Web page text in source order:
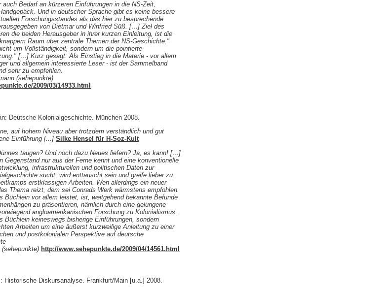
auch Bedarf an kürzeren Einführungen in die NS-Zeit,
Und in deutscher Sprache gibt es keine bessere
Forschungsstandes als das hier zu besprechende
von Dietmar und Winfried Süß. […] Ziel des
die beiden Herausgeber in ihrer kurzen Einleitung, ist die
Raum über zentrale Themen der NS-Geschichte."
um Vollständigkeit, sondern um die pointierte
[…] Kurz gesagt: Als Einstieg in die Materie - vor allem
und allgemein interessierte Leser - ist der Sammelband
sehr zu empfehlen.
(sehepunkte)
2009/03/14933.html
Deutsche Kolonialgeschichte. München 2008.
auf hohem Niveau aber trotzdem verständlich und gut
Einführung [...] Silke Hensel für H-Soz-Kult
taugen? Und noch dazu Neues liefern? Ja, es kann! […]
Gegenstand nur aus der Ferne kennt und eine konventionelle
infrastrukturellen und politischen Daten zur
sucht, wird enttäuscht sein und greife lieber zu
erstklassigen Arbeiten. Wen allerdings ein neuer
Thema reizt, dem sei Conrads Werk wärmstens empfohlen.
Büchlein vor allem leistet, ist, weitgehend bekannte Befunde
zu präsentieren, nämlich durch eine gelungene
angloamerikanischen Forschung zu Kolonialismus.
Büchlein keineswegs bisherige Einführungen, sondern
Arbeiten um eine äußerst kurzweilige Anleitung zu einer
und postkolonialen Perspektive auf deutsche
http://www.sehepunkte.de/2009/04/14561.html
Historische Diskursanalyse. Frankfurt/Main [u.a.] 2008.